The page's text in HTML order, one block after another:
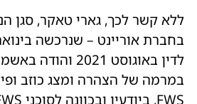
ללא קשר לכך, גארי טאקר, סגן
לדין באוגוסט 2021
במרמה של הצהרה ומצג כוזב